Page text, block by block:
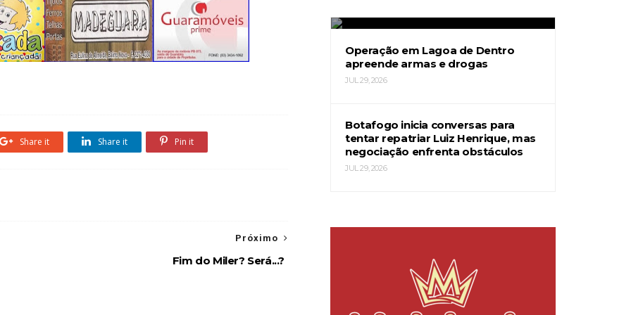
Share it Share it Pin it
Próximo
Fim do Miler? Será...?
Operação em Lagoa de Dentro
apreende armas e drogas
JUL 29, 2026
Botafogo inicia conversas para
tentar repatriar Luiz Henrique, mas
negociação enfrenta obstáculos
JUL 29, 2026